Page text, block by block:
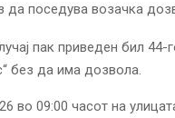
да поседува возачка
пак приведен бил 44-
без да има дозвола.
во 09:00 часот на